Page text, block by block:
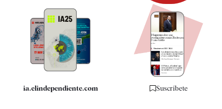
Quiénes somos
Especificaciones
ia.elindependiente.com Suscríbete